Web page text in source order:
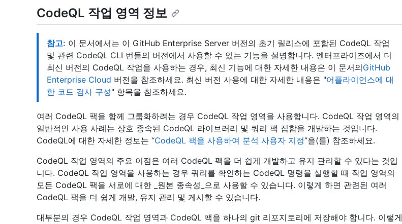
CodeQL 작업 영역 정보
참고: 이 문서에서는 이 GitHub Enterprise Server 버전의 초기 릴리스에 포함된 CodeQL 작업
및 관련 CodeQL CLI 번들의 버전에서 사용할 수 있는 기능을 설명합니다. 엔터프라이즈에서 더
최신 버전의 CodeQL 작업을 사용하는 경우, 최신 기능에 대한 자세한 내용은 이 문서의GitHub
Enterprise Cloud 버전을 참조하세요. 최신 버전 사용에 대한 자세한 내용은 "어플라이언스에 대
한 코드 검사 구성" 항목을 참조하세요.
여러 CodeQL 팩을 함께 그룹화하려는 경우 CodeQL 작업 영역을 사용합니다. CodeQL 작업 영역의
일반적인 사용 사례는 상호 종속된 CodeQL 라이브러리 및 쿼리 팩 집합을 개발하는 것입니다.
CodeQL에 대한 자세한 정보는 “CodeQL 팩을 사용하여 분석 사용자 지정”을(를) 참조하세요.
CodeQL 작업 영역의 주요 이점은 여러 CodeQL 팩을 더 쉽게 개발하고 유지 관리할 수 있다는 것입
니다. CodeQL 작업 영역을 사용하는 경우 쿼리를 확인하는 CodeQL 명령을 실행할 때 작업 영역의
모든 CodeQL 팩을 서로에 대한 _원본 종속성_으로 사용할 수 있습니다. 이렇게 하면 관련된 여러
CodeQL 팩을 더 쉽게 개발, 유지 관리 및 게시할 수 있습니다.
대부분의 경우 CodeQL 작업 영역과 CodeQL 팩을 하나의 git 리포지토리에 저장해야 합니다. 이렇게